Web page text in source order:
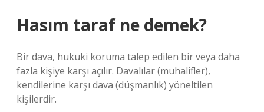
Hasım taraf ne demek?
Bir dava, hukuki koruma talep edilen bir veya daha
fazla kişiye karşı açılır. Davalılar (muhalifler),
kendilerine karşı dava (düşmanlık) yöneltilen
kişilerdir.